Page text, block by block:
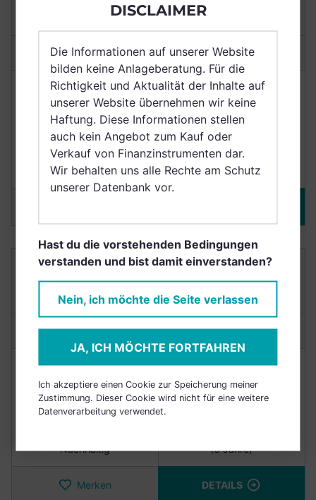
Anlagetyp:Aktienfonds
NACHHALTIGKEIT
9,4/10Punkte
Nachhaltig
RENDITE
+7,66%
(3 Jahre)
COMGEST GROWTH EUROPE S FUND USD
ACCUMULATION CLASS
IE00B3ZL9H82
Anlagetyp:Aktienfonds
NACHHALTIGKEIT
9,4/10Punkte
Nachhaltig
RENDITE
+4,83%
(3 Jahre)
Merken DETAILS
DISCLAIMER
Die Informationen auf unserer Website
bilden keine Anlageberatung. Für die
Richtigkeit und Aktualität der Inhalte auf
unserer Website übernehmen wir keine
Haftung. Diese Informationen stellen
auch kein Angebot zum Kauf oder
Verkauf von Finanzinstrumenten dar.
Wir behalten uns alle Rechte am Schutz
unserer Datenbank vor.
Hast du die vorstehenden Bedingungen
verstanden und bist damit einverstanden?
Nein, ich möchte die Seite verlassen
JA, ICH MÖCHTE FORTFAHREN
Ich akzeptiere einen Cookie zur Speicherung meiner
Zustimmung. Dieser Cookie wird nicht für eine weitere
Datenverarbeitung verwendet.